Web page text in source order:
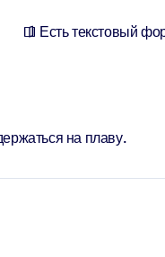
Есть текстовый
на плаву.